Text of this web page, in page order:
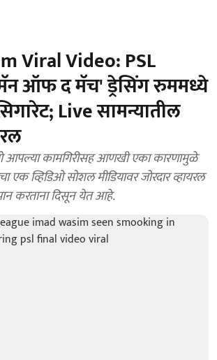
Viral Video: PSL
ऑफ द मॅच' ड्रेसिंग रुममध्ये
Live सामन्यातील
आपल्या कामगिरीसह आणखी एका कारणामुळे
एक व्हिडिओ सोशल मीडियावर जोरदार व्हायरल
करताना दिसून येत आहे.